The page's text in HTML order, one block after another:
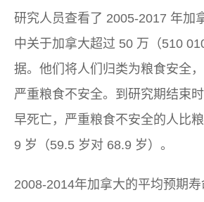
研究人员查看了 2005-2017 年加
中关于加拿大超过 50 万（510
据。他们将人们归类为粮食安全
严重粮食不安全。到研究期结束
早死亡，严重粮食不安全的人比
9 岁（59.5 岁对 68.9 岁）。
2008-2014年加拿大的平均预期